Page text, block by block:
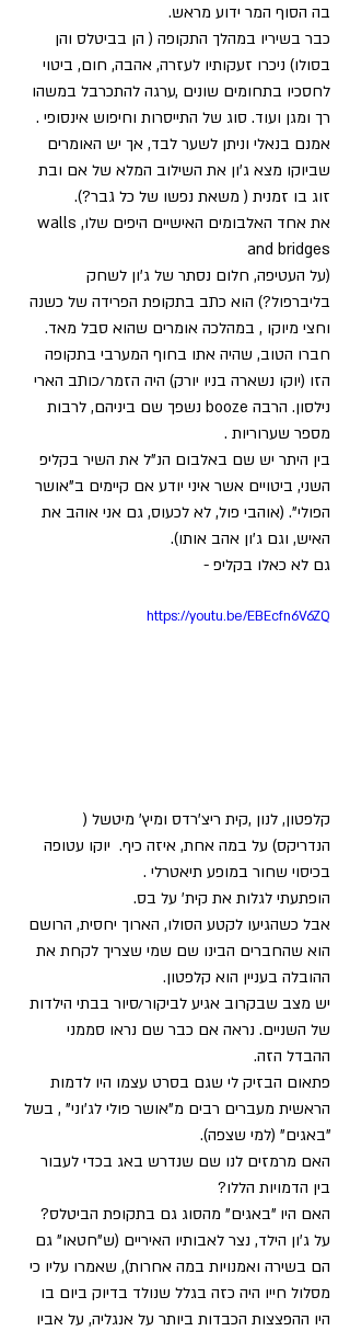
בה הסוף המר ידוע מראש.
כבר בשיריו במהלך התקופה ( הן בביטלס והן
בסולו) ניכרו זעקותיו לעזרה, אהבה, חום, ביטוי
לחסכיו בתחומים שונים ,ערגה להתכרבל במשהו
רך ומגן ועוד. סוג של התייסרות וחיפוש אינסופי .
אמנם בנאלי וניתן לשער לבד, אך יש האומרים
שביוקו מצא ג'ון את השילוב המלא של אם ובת
זוג בו זמנית ( משאת נפשו של כל גבר?).
את אחד האלבומים האישיים היפים שלו,walls
and bridges
(על העטיפה, חלום נסתר של ג'ון לשחק
בליברפול?) הוא כתב בתקופת הפרידה של כשנה
וחצי מיוקו , במהלכה אומרים שהוא סבל מאד.
חברו הטוב, שהיה אתו בחוף המערבי בתקופה
הזו (יוקו נשארה בניו יורק) היה הזמר/כותב הארי
נילסון. הרבה booze נשפך שם ביניהם, לרבות
מספר שערוריות .
בין היתר יש שם באלבום הנ"ל את השיר בקליפ
השני, ביטויים אשר איני יודע אם קיימים ב"אושר
הפולי". (אוהבי פול, לא לכעוס, גם אני אוהב את
האיש, וגם ג'ון אהב אותו).
גם לא כאלו בקליפ -
https://youtu.be/EBEcfn6V6ZQ
קלפטון, לנון ,קית ריצ'רדס ומיץ' מיטשל (
הנדריקס) על במה אחת, איזה כיף.  יוקו עטופה
בכיסוי שחור במופע תיאטרלי .
הופתעתי לגלות את קית' על בס.
אבל כשהגיעו לקטע הסולו, הארוך יחסית, הרושם
הוא שהחברים הבינו שם שמי שצריך לקחת את
ההובלה בעניין הוא קלפטון.
יש מצב שבקרוב אגיע לביקור/סיור בבתי הילדות
של השניים. נראה אם כבר שם נראו סממני
ההבדל הזה.
פתאום הבזיק לי שגם בסרט עצמו היו לדמות
הראשית מעברים רבים מ"אושר פולי לג'וני" , בשל
"באגים" (למי שצפה).
האם מרמזים לנו שם שנדרש באג בכדי לעבור
בין הדמויות הללו?
האם היו "באגים" מהסוג גם בתקופת הביטלס?
על ג'ון הילד, נצר לאבותיו האיריים (ש"חטאו" גם
הם בשירה ואמנויות במה אחרות), שאמרו עליו כי
מסלול חייו היה כזה בגלל שנולד בדיוק ביום בו
היו ההפצצות הכבדות ביותר על אנגליה, על אביו